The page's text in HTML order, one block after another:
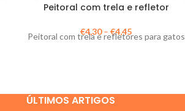
Peitoral com trela e refletor
€4,30–€4,45
Peitoral com trela e refletores para gatos
ÚLTIMOS ARTIGOS